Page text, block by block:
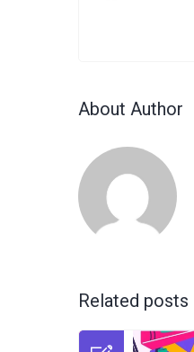
About Author
Related posts